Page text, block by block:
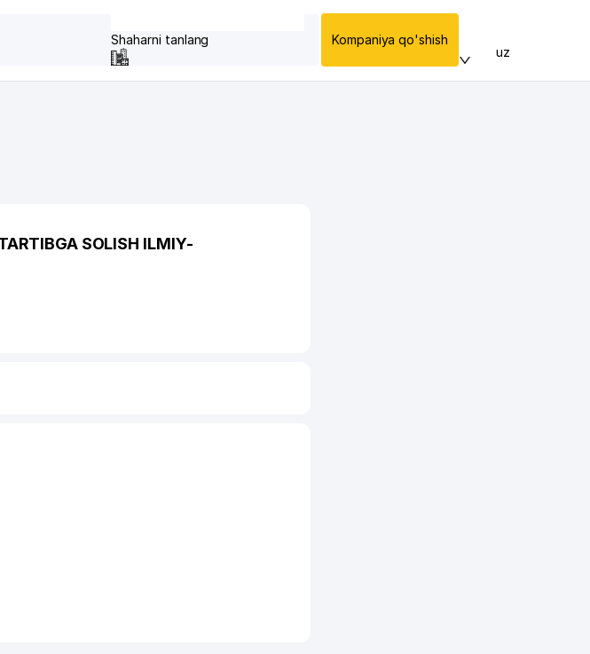
Shaharni tanlang Kompaniya qo'shish
uz
SOLISH ILMIY-